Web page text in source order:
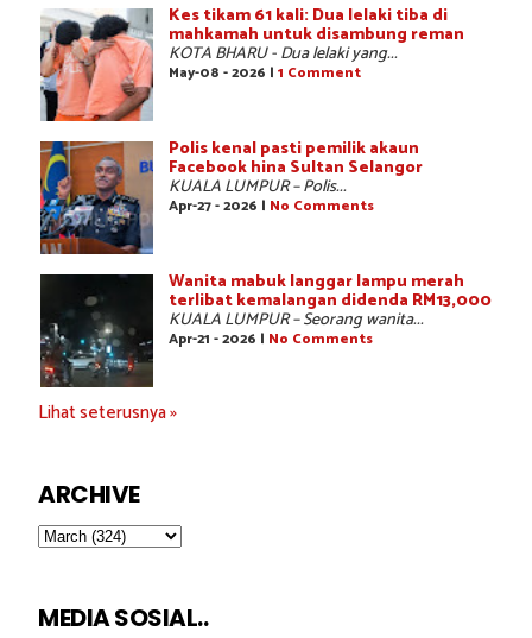
Kes tikam 61 kali: Dua lelaki tiba di
mahkamah untuk disambung reman
KOTA BHARU - Dua lelaki yang...
May-08 - 2026 | 1 Comment
Polis kenal pasti pemilik akaun
Facebook hina Sultan Selangor
KUALA LUMPUR – Polis...
Apr-27 - 2026 | No Comments
Wanita mabuk langgar lampu merah
terlibat kemalangan didenda RM13,000
KUALA LUMPUR – Seorang wanita...
Apr-21 - 2026 | No Comments
Lihat seterusnya »
ARCHIVE
MEDIA SOSIAL..